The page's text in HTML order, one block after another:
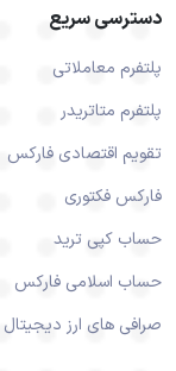
دسترسی سریع
پلتفرم معاملاتی
پلتفرم متاتریدر
تقویم اقتصادی فارکس
فارکس فکتوری
حساب کپی ترید
حساب اسلامی فارکس
صرافی های ارز دیجیتال